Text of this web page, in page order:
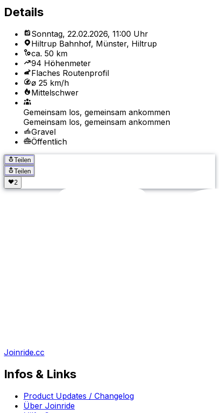
Details
Sonntag, 22.02.2026, 11:00 Uhr
Hiltrup Bahnhof, Münster, Hiltrup
ca. 50 km
94 Höhenmeter
Flaches Routenprofil
ø 25 km/h
Mittelschwer
Gemeinsam los, gemeinsam ankommen
Gemeinsam los, gemeinsam ankommen
Gravel
Öffentlich
Teilen
Teilen
Joinride.cc
Infos & Links
Product Updates / Changelog
Über Joinride